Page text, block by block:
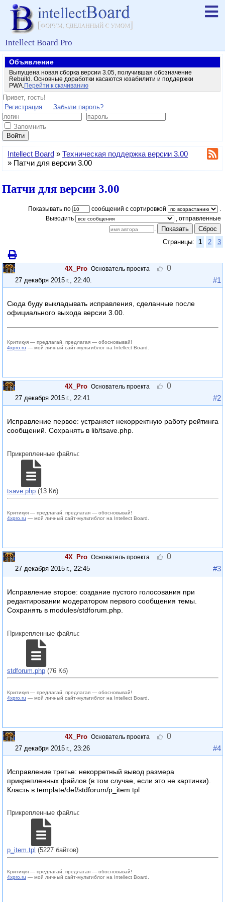
Intellect Board Pro
Объявление
Выпущена новая сборка версии 3.05, получившая обозначение
Rebuild. Основные доработки касаются юзабилити и поддержки
PWA. Перейти к скачиванию
Привет, гость!
Регистрация
Забыли пароль?
Запомнить
Войти
Intellect Board » Техническая поддержка версии 3.00
» Патчи для версии 3.00
Патчи для версии 3.00
Показывать по сообщений с сортировкой
Выводить
Показать
Сброс
Страницы: 1 2 3
4X_Pro Основатель проекта 0
27 декабря 2015 г., 22:40 #1
Сюда буду выкладывать исправления, сделанные после
официального выхода версии 3.00.
Критикуя — предлагай, предлагая — обосновывай!
4xpro.ru — мой личный сайт-мультиблог на Intellect Board.
4X_Pro Основатель проекта 0
27 декабря 2015 г., 22:41 #2
Исправление первое: устраняет некорректную работу рейтинга
сообщений. Сохранять в lib/tsave.php.
Прикрепленные файлы:
tsave.php (13 Кб)
Критикуя — предлагай, предлагая — обосновывай!
4xpro.ru — мой личный сайт-мультиблог на Intellect Board.
4X_Pro Основатель проекта 0
27 декабря 2015 г., 22:45 #3
Исправление второе: создание пустого голосования при
редактировании модератором первого сообщения темы.
Сохранять в modules/stdforum.php.
Прикрепленные файлы:
stdforum.php (76 Кб)
Критикуя — предлагай, предлагая — обосновывай!
4xpro.ru — мой личный сайт-мультиблог на Intellect Board.
4X_Pro Основатель проекта 0
27 декабря 2015 г., 23:26 #4
Исправление третье: некорретный вывод размера
прикрепленных файлов (в том случае, если это не картинки).
Класть в template/def/stdforum/p_item.tpl
Прикрепленные файлы:
p_item.tpl (5227 байтов)
Критикуя — предлагай, предлагая — обосновывай!
4xpro.ru — мой личный сайт-мультиблог на Intellect Board.